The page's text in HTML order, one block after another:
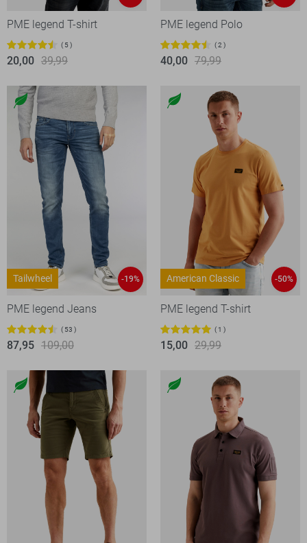
PME legend T-shirt
5
20,00 39,99
PME legend Polo
2
40,00 79,99
Tailwheel -19%
PME legend Jeans
53
87,95 109,00
American Classic -50%
PME legend T-shirt
1
15,00 29,99